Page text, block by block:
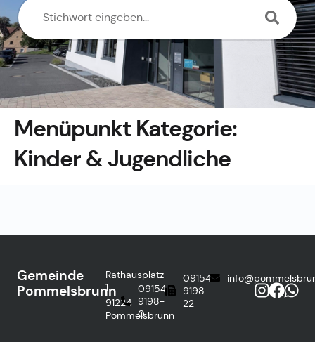
Menüpunkt Kategorie:
Kinder & Jugendliche
Gemeinde
Pommelsbrunn
Rathausplatz
1
91224
Pommelsbrunn
09154
9198-
0
09154
9198-
22